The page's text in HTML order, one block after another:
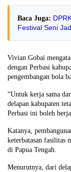
Baca Juga:
Festival Seni
Vivian Gobai
dengan Perbasi
pengembangan bola
“Untuk kerja sama
delapan kabupaten
Perbasi ini boleh
Katanya,
keterbatasan fasilitas
di Papua Tengah.
Menurutnya, dari